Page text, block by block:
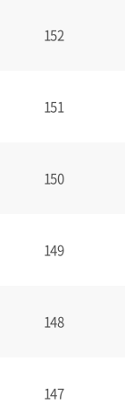
152
151
150
149
148
147